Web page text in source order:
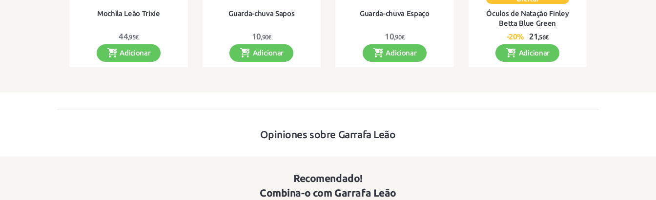
Mochila Leão Trixie
44,95€
Adicionar
Guarda-chuva Sapos
10,90€
Adicionar
Guarda-chuva Espaço
10,90€
Adicionar
Óculos de Natação Finley
Betta Blue Green
-20% 21 ,56€
Adicionar
Opiniones sobre Garrafa Leão
Recomendado!
Combina-o com Garrafa Leão